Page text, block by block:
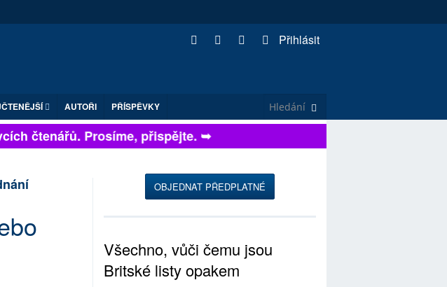
Přihlásit
AUTOŘI PŘÍSPĚVKY
čtenářů. Prosíme, přispějte. ➥
OBJEDNAT PŘEDPLATNÉ
Všechno, vůči čemu jsou
Britské listy opakem